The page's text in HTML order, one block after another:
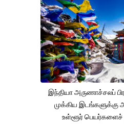
இந்தியா அருணாச்சலப்
முக்கிய இடங்களுக்கு
உள்ளூர் பெயர்களைச்